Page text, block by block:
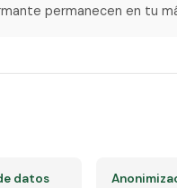
permanecen en tu
datos